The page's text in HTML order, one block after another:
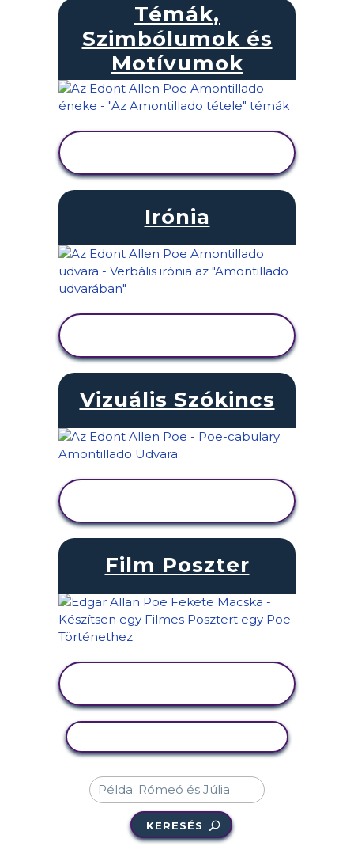
Témák,
Szimbólumok és
Motívumok
Irónia
Vizuális Szókincs
Film Poszter
KERESÉS